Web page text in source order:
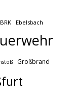
BRK Ebelsbach
Großbrand